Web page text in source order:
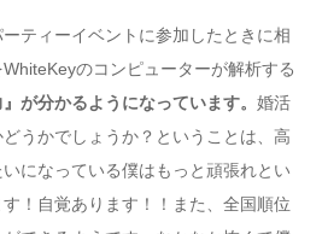
ティーイベントに参加したときに相
のコンピューターが解析する
が分かるようになっています。 婚活
うかでしょうか？ということは、高
になっている僕はもっと頑張れとい
！自覚あります！！また、全国順位